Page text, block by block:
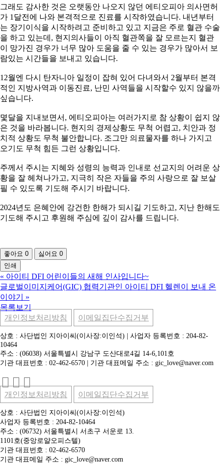
그래도 감사한 것은 오랫동안 나오지 않던 에티오피아 의사면허
가 1달전에 나와 본격적으로 진료를 시작하였습니다. 내년부터
는 장기이식을 시작하려고 준비하고 있고 지금은 주로 혈관 수술
을 하고 있는데, 현지의사들이 아직 혈관쪽을 잘 모르는지 혈관
이 망가진 경우가 너무 많아 도움을 줄 수 있는 경우가 많아서 보
람있는 시간들을 보내고 있습니다.
12월엔 다시 탄자니아 일정이 잡혀 있어 다녀와서 2월부터 본격
적인 지방사역과 이동진료, 난민 사역들을 시작할수 있지 않을까
싶습니다.
몇달을 지내보면서, 에티오피아는 여러가지로 참 상황이 쉽지 않
은 것을 바라봅니다. 현지의 경제상황도 무척 어렵고, 치안과 정
치적 상황도 무척 불안합니다. 조그만 의료물자를 하나 가지고
오기도 무척 힘든 그런 상황입니다.
주께서 주시는 지혜와 성령의 능력과 인내로 선교지의 어려운 상
황을 잘 헤쳐나가고, 지극히 작은 자들을 주의 사랑으로 잘 보살
필 수 있도록 기도해 주시기 바랍니다.
2024년도 은혜안에 강건한 한해가 되시길 기도하고, 지난 한해도
기도해 주시고 후원해 주심에 깊이 감사를 드립니다.
좋아요 0 싫어요 0
인쇄
« 아이티 DFI 어린이들의 새해 인사입니다~
글로벌이미지케어(GIC) 협력기관인 아이티 DFI 헬렌이 보내 온
이야기
»
목록보기
개인정보처리방침
이메일집단수집거부
상호 : 사단법인 지아이씨(이사장:이인석) | 사업자 등록번호 : 204-82-
10464
주소 : (06038) 서울특별시 강남구 도산대로4길 14-6,101호
기관 대표번호 : 02-462-6570 | 기관 대표메일 주소 : gic_love@naver.com
개인정보처리방침 이메일집단수집거부
상호 : 사단법인 지아이씨(이사장:이인석)
사업자 등록번호 : 204-82-10464
주소 : (06732) 서울특별시 서초구 서운로 13.
1101호(중앙로얄오피스텔)
기관 대표번호 : 02-462-6570
기관 대표메일 주소 : gic_love@naver.com